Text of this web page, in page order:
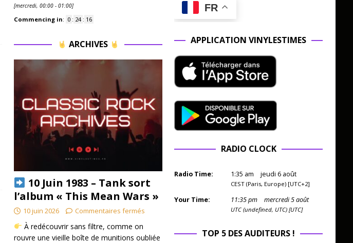
[mercredi, 00:00 - 01:00]
Commencing in: 0 : 24 : 14
ARCHIVES
10 Juin 1983 – Tank sort
l’album « This Mean Wars »
10 juin 2026 Commentaires fermés
À redécouvrir sans filtre, comme on
rouvre une vieille boîte de munitions oubliée
FR
APPLICATION VINYLESTIMES
RADIO CLOCK
Radio Time: 1:35 am jeudi 6 août
CEST (Paris, Europe) [UTC+2]
Your Time: 11:35pm mercredi 5 août
UTC (undefined, UTC) [UTC]
TOP 5 DES AUDITEURS !